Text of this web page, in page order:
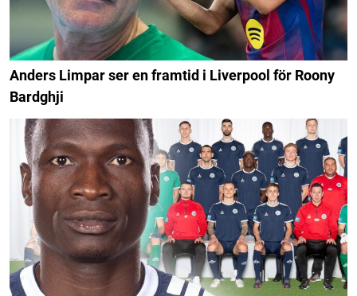
Anders Limpar ser en framtid i Liverpool för Roony
Bardghji